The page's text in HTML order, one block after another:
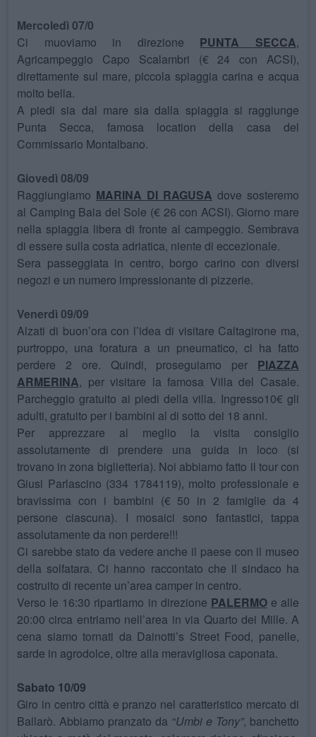
Mercoledì 07/0
Ci muoviamo in direzione PUNTA SECCA,
Agricampeggio Capo Scalambri (€ 24 con ACSI),
direttamente sul mare, piccola spiaggia carina e acqua
molto bella.
A piedi sia dal mare sia dalla spiaggia si raggiunge
Punta Secca, famosa location della casa del
Commissario Montalbano.
Giovedì 08/09
Raggiungiamo MARINA DI RAGUSA dove sosteremo
al Camping Baia del Sole (€ 26 con ACSI). Giorno mare
nella spiaggia libera di fronte al campeggio. Sembrava
di essere sulla costa adriatica, niente di eccezionale.
Sera passeggiata in centro, borgo carino con diversi
negozi e un numero impressionante di pizzerie.
Venerdì 09/09
Alzati di buon’ora con l’idea di visitare Caltagirone ma,
purtroppo, una foratura a un pneumatico, ci ha fatto
perdere 2 ore. Quindi, proseguiamo per PIAZZA
ARMERINA, per visitare la famosa Villa del Casale.
Parcheggio gratuito ai piedi della villa. Ingresso10€ gli
adulti, gratuito per i bambini al di sotto dei 18 anni.
Per apprezzare al meglio la visita consiglio
assolutamente di prendere una guida in loco (si
trovano in zona biglietteria). Noi abbiamo fatto il tour con
Giusi Parlascino (334 1784119), molto professionale e
bravissima con i bambini (€ 50 in 2 famiglie da 4
persone ciascuna). I mosaici sono fantastici, tappa
assolutamente da non perdere!!!
Ci sarebbe stato da vedere anche il paese con il museo
della solfatara. Ci hanno raccontato che il sindaco ha
costruito di recente un’area camper in centro.
Verso le 16:30 ripartiamo in direzione PALERMOe alle
20:00 circa entriamo nell’area in via Quarto dei Mille. A
cena siamo tornati da Dainotti’s Street Food, panelle,
sarde in agrodolce, oltre alla meravigliosa caponata.
Sabato 10/09
Giro in centro città e pranzo nel caratteristico mercato di
Ballarò. Abbiamo pranzato da “Umbi e Tony”, banchetto